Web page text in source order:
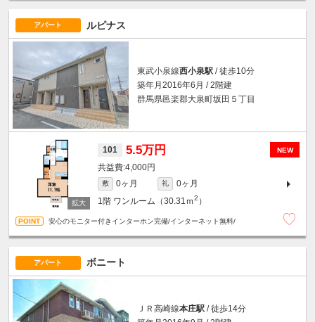
アパート ルピナス
東武小泉線西小泉駅 / 徒歩10分
築年月2016年6月 / 2階建
群馬県邑楽郡大泉町坂田５丁目
NEW
101 5.5万円
4,000円
敷 0ヶ月 礼
0ヶ月
1階 ワンルーム（30.31ｍ2 ）
安心のモニター付きインターホン完備/インターネット無料/
アパート ボニート
ＪＲ高崎線本庄駅 / 徒歩14分